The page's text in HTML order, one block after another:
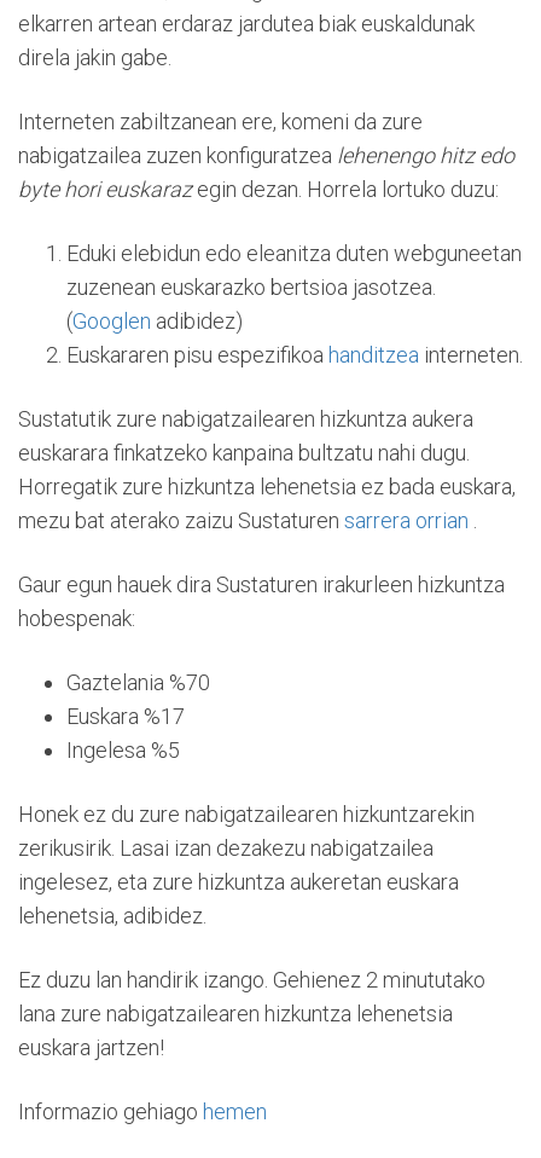
elkarren artean erdaraz jardutea biak euskaldunak
direla jakin gabe.
Interneten zabiltzanean ere, komeni da zure
nabigatzailea zuzen konfiguratzea lehenengo hitz edo
byte hori euskarazegin dezan. Horrela lortuko duzu:
Eduki elebidun edo eleanitza duten webguneetan
zuzenean euskarazko bertsioa jasotzea.
(Googlen adibidez)
Euskararen pisu espezifikoa handitzea interneten.
Sustatutik zure nabigatzailearen hizkuntza aukera
euskarara finkatzeko kanpaina bultzatu nahi dugu.
Horregatik zure hizkuntza lehenetsia ez bada euskara,
mezu bat aterako zaizu Sustaturen sarrera orrian
Gaur egun hauek dira Sustaturen irakurleen hizkuntza
hobespenak:
Gaztelania %70
Euskara %17
Ingelesa %5
Honek ez du zure nabigatzailearen hizkuntzarekin
zerikusirik. Lasai izan dezakezu nabigatzailea
ingelesez, eta zure hizkuntza aukeretan euskara
lehenetsia, adibidez.
Ez duzu lan handirik izango. Gehienez 2 minututako
lana zure nabigatzailearen hizkuntza lehenetsia
euskara jartzen!
Informazio gehiago hemen